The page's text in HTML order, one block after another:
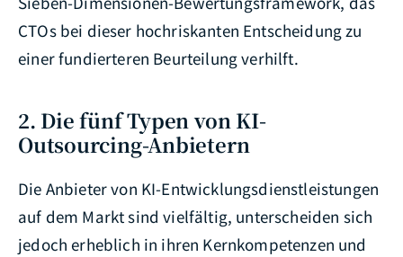
CTOs bei dieser hochriskanten Entscheidung zu
einer fundierteren Beurteilung verhilft.
2. Die fünf Typen von KI-
Outsourcing-Anbietern
Die Anbieter von KI-Entwicklungsdienstleistungen
auf dem Markt sind vielfältig, unterscheiden sich
jedoch erheblich in ihren Kernkompetenzen und